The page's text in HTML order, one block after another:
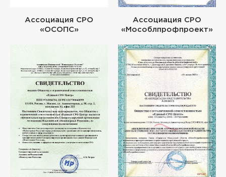
Ассоциация СРО
«ОСОПС»
Ассоциация СРО
«Мособлпрофпроект»